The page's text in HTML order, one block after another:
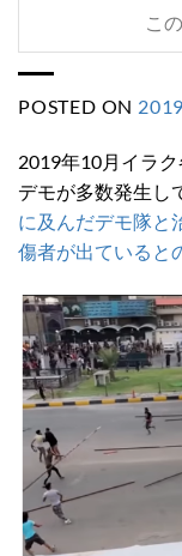
こ
POSTED ON
2019年10月イラ
デモが多数発生し
に及んだデモ隊と
傷者が出ていると